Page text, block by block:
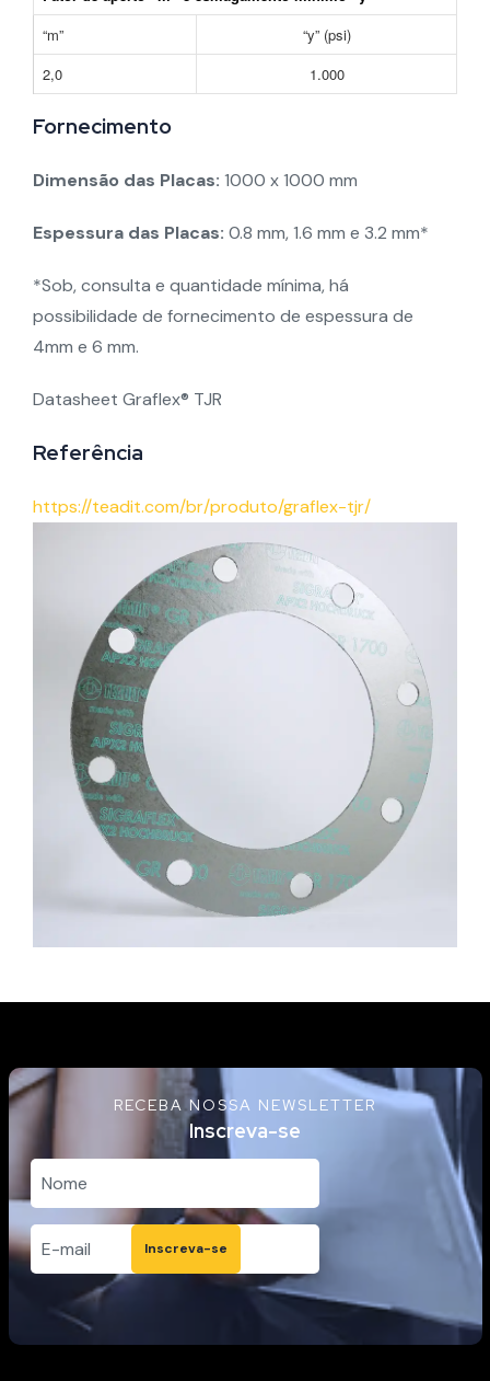
“m”
“y” (psi)
2,0
1.000
Fornecimento
Dimensão das Placas: 1000 x 1000 mm
Espessura das Placas: 0.8 mm, 1.6 mm e 3.2 mm*
*Sob, consulta e quantidade mínima, há
possibilidade de fornecimento de espessura de
4mm e 6 mm.
Datasheet Graflex® TJR
Referência
https://teadit.com/br/produto/graflex-tjr/
RECEBA NOSSA NEWSLETTER
Inscreva-se
Inscreva-se